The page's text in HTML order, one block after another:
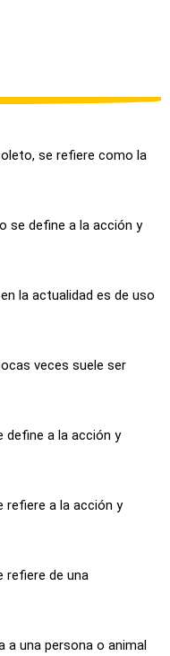
se refiere como la
se define a la acción y
la actualidad es de uso
veces suele ser
define a la acción y
refiere a la acción y
refiere de una
a una persona o animal